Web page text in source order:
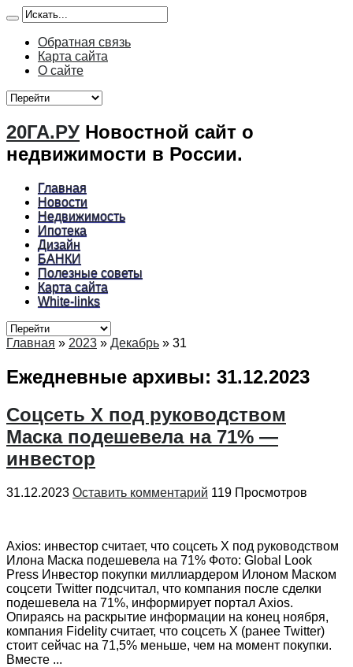
Обратная связь
Карта сайта
О сайте
20ГА.РУ Новостной сайт о
недвижимости в России.
Главная
Новости
Недвижимость
Ипотека
Дизайн
БАНКИ
Полезные советы
Карта сайта
White-links
Главная » 2023 » Декабрь » 31
Ежедневные архивы: 31.12.2023
Соцсеть X под руководством
Маска подешевела на 71% —
инвестор
31.12.2023 Оставить комментарий 119 Просмотров
Axios: инвестор считает, что соцсеть X под руководством
Илона Маска подешевела на 71% Фото: Global Look
Press Инвестор покупки миллиардером Илоном Маском
соцсети Twitter подсчитал, что компания после сделки
подешевела на 71%, информирует портал Axios.
Опираясь на раскрытие информации на конец ноября,
компания Fidelity считает, что соцсеть Х (ранее Twitter)
стоит сейчас на 71,5% меньше, чем на момент покупки.
Вместе ...